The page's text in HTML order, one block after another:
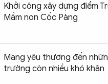
Khởi công xây dựng điểm
Mầm non Cốc Pàng
Mang yêu thương đến
trường còn nhiều khó khăn